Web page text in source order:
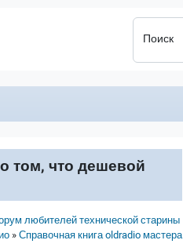
Поиск
том, что дешевой
любителей технической старины
Справочная книга oldradio мастера